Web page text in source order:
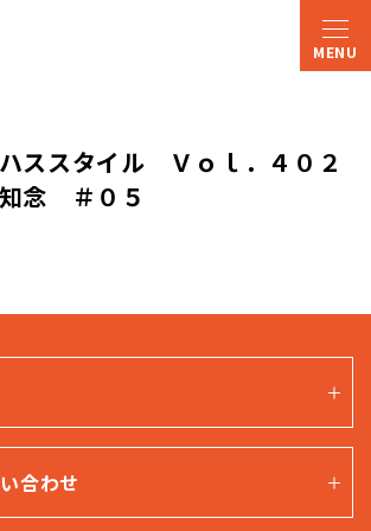
ススタイル Ｖｏｌ．４０２
念 ＃０５
合わせ